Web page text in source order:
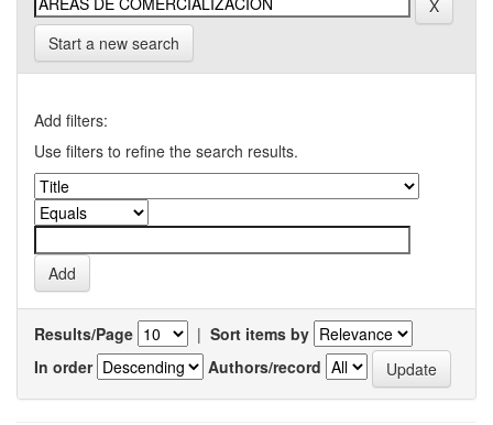
Start a new search
Add filters:
Use filters to refine the search results.
Results/Page | Sort items by
In order
Authors/record